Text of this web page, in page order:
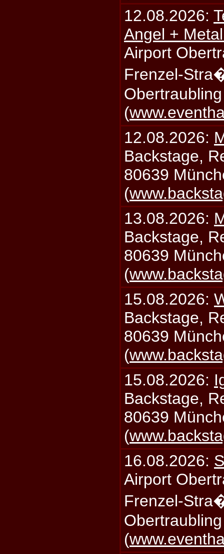
12.08.2026:
Angel +
Airport
Frenzel-
(
12.08.2026:
Backstage,
80639
(
13.08.2026:
Backstage,
80639
(
15.08.2026:
Backstage,
80639
(
15.08.2026:
Backstage,
80639
(
16.08.2026:
Airport
Frenzel-
(